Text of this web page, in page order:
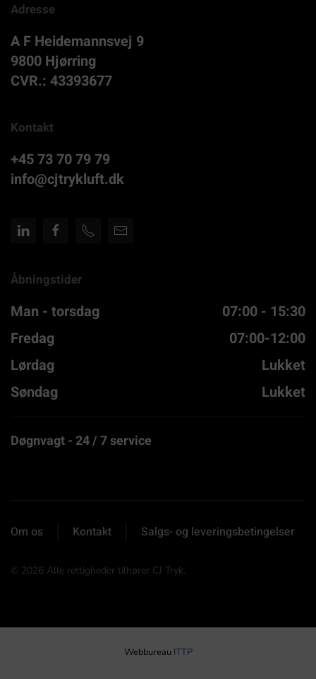
Adresse
A F Heidemannsvej 9
9800 Hjørring
CVR.: 43393677
Kontakt
+45 73 70 79 79
info@cjtrykluft.dk
Åbningstider
Man - torsdag
07:00 - 15:30
Fredag
07:00-12:00
Lørdag
Lukket
Søndag
Lukket
Døgnvagt - 24 / 7 service
Om os Kontakt Salgs- og leveringsbetingelser
© 2026 Alle rettigheder tilhører CJ Tryk.
Webbureau ITTP